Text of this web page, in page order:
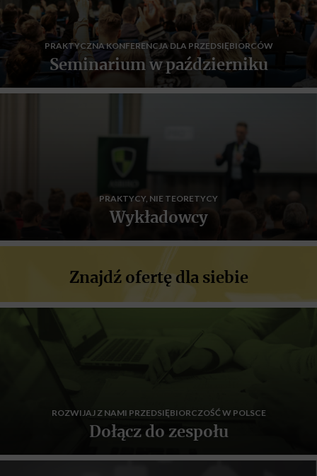
PRAKTYCZNA KONFERENCJA DLA PRZEDSIĘBIORCÓW
Seminarium w październiku
PRAKTYCY, NIE TEORETYCY
Wykładowcy
Znajdź ofertę dla siebie
ROZWIJAJ Z NAMI PRZEDSIĘBIORCZOŚĆ W POLSCE
Dołącz do zespołu